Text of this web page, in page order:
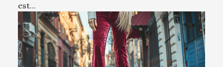
est...